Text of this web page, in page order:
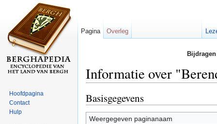
Informatie over
Basisgegevens
Weergegeven paginanaam
Pagina Overleg
Hoofdpagina
Contact
Hulp